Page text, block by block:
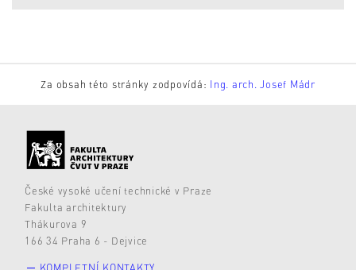
Za obsah této stránky zodpovídá: Ing. arch. Josef Mádr
České vysoké učení technické v Praze
Fakulta architektury
Thákurova 9
166 34 Praha 6 - Dejvice